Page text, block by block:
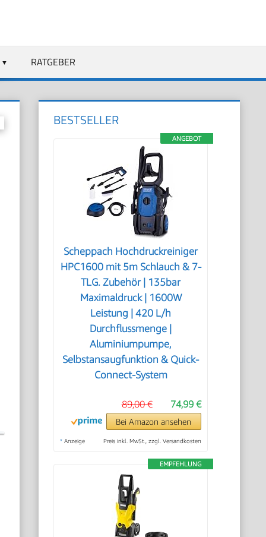
RATGEBER
BESTSELLER
ANGEBOT
Scheppach Hochdruckreiniger
HPC1600 mit 5m Schlauch & 7-
TLG. Zubehör | 135bar
Maximaldruck | 1600W
Leistung | 420 L/h
Durchflussmenge |
Aluminiumpumpe,
Selbstansaugfunktion & Quick-
Connect-System
74,99 €
89,00 €
Bei Amazon ansehen
* Anzeige Preis inkl. MwSt., zzgl. Versandkosten
EMPFEHLUNG